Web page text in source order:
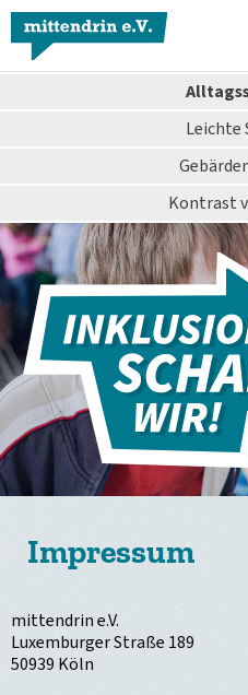
Leichte
Kontrast
Impressum
mittendrin e.V.
Luxemburger Straße 189
50939 Köln